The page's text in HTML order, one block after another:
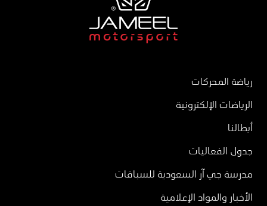
رياضة المحركات
الرياضات الإلكترونية
أبطالنا
جدول الفعاليات
مدرسة جي آر السعودية للسباقات
الأخبار والمواد الإعلامية